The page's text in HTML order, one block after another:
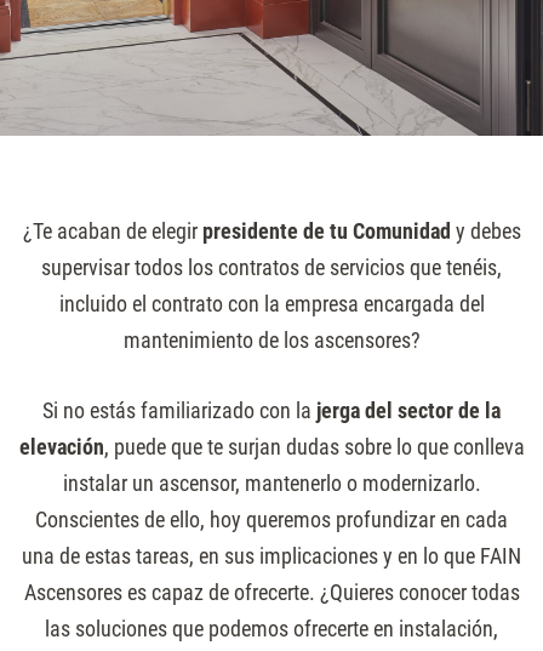
¿Te acaban de elegirpresidente de tu Comunidad y debes
supervisar todos los contratos de servicios que tenéis,
incluido el contrato con la empresa encargada del
mantenimiento de los ascensores?
Si no estás familiarizado con la jerga del sector de la
elevación, puede que te surjan dudas sobre lo que conlleva
instalar un ascensor, mantenerlo o modernizarlo.
Conscientes de ello, hoy queremos profundizar en cada
una de estas tareas, en sus implicaciones y en lo que FAIN
Ascensores es capaz de ofrecerte. ¿Quieres conocer todas
las soluciones que podemos ofrecerte en instalación,